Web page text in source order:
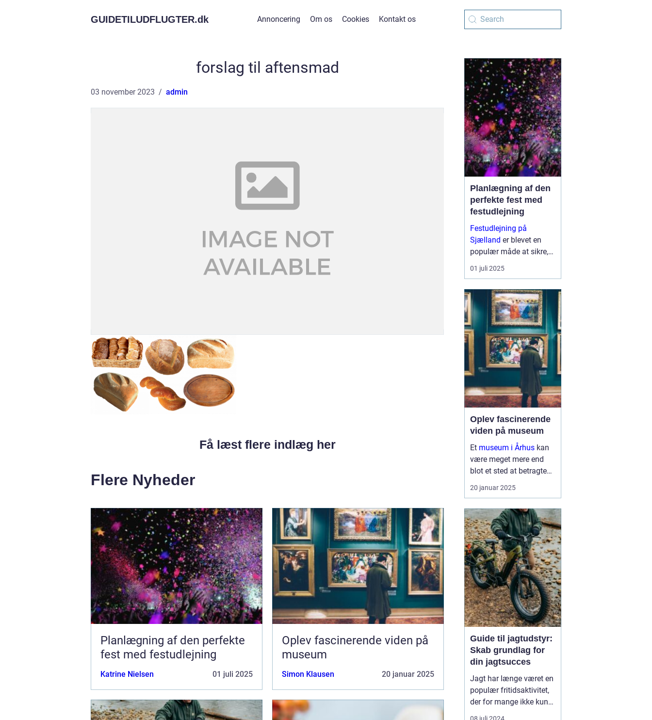
GUIDETILUDFLUGTER.dk Annoncering Om os Cookies Kontakt os
forslag til aftensmad
03 november 2023 admin
Få læst flere indlæg her
Flere Nyheder
Planlægning af den perfekte
fest med festudlejning
Katrine Nielsen 01 juli 2025
Oplev fascinerende viden på
museum
Simon Klausen 20 januar 2025
Planlægning af den
perfekte fest med
festudlejning
Festudlejning på
Sjælland er blevet en
populær måde at sikre,
at ethvert arrangement
får en ekstra dimension
børnef&osla...
01 juli 2025
Oplev fascinerende
viden på museum
Et museum i Århus kan
være meget mere end
blot et sted at betragte
malerier og udstillinger.
Det er en rejse gennem
nysgerrige sind til at ...
20 januar 2025
Guide til jagtudstyr:
Skab grundlag for
din jagtsucces
Jagt har længe været en
populær fritidsaktivitet,
der for mange ikke kun
er en hobby, men en